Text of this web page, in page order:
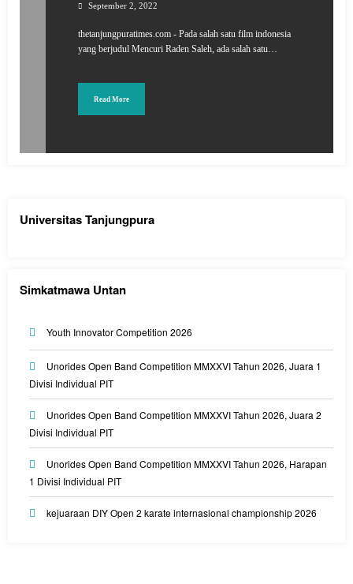
September 2, 2022
thetanjungpuratimes.com - Pada salah satu film indonesia
yang berjudul Mencuri Raden Saleh, ada salah satu…
Read More
Universitas Tanjungpura
Simkatmawa Untan
Youth Innovator Competition 2026
Unorides Open Band Competition MMXXVI Tahun 2026, Juara 1
Divisi Individual PIT
Unorides Open Band Competition MMXXVI Tahun 2026, Juara 2
Divisi Individual PIT
Unorides Open Band Competition MMXXVI Tahun 2026, Harapan
1 Divisi Individual PIT
kejuaraan DIY Open 2 karate internasional championship 2026